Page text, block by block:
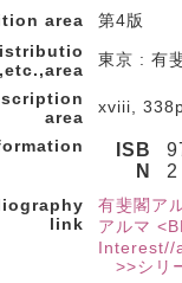
area
第4版
東京 : 有
area
xviii,
ISB
N
2
link
有斐閣ア
アルマ
Interest//
>>シリ